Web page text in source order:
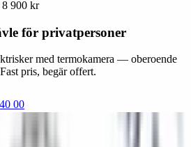
8 900 kr
för privatpersoner
med termokamera — oberoende
pris, begär offert.
00